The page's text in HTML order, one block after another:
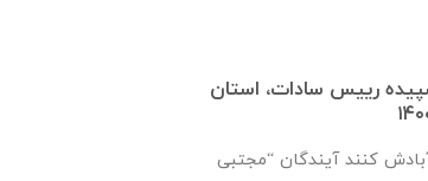
۳ کلاسه سپيده رييس سادات، استان
کنند آیندگان “مجتبی